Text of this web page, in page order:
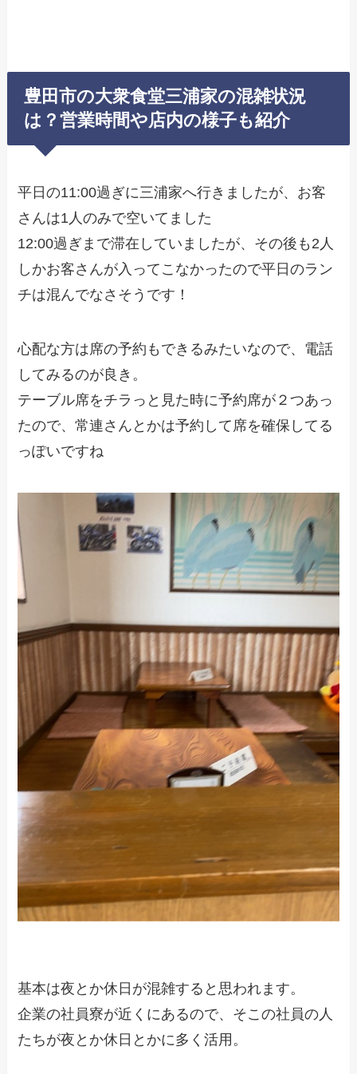
豊田市の大衆食堂三浦家の混雑状況
は？営業時間や店内の様子も紹介
平日の11:00過ぎに三浦家へ行きましたが、お客
さんは1人のみで空いてました
12:00過ぎまで滞在していましたが、その後も2人
しかお客さんが入ってこなかったので平日のラン
チは混んでなさそうです！
心配な方は席の予約もできるみたいなので、電話
してみるのが良き。
テーブル席をチラっと見た時に予約席が２つあっ
たので、常連さんとかは予約して席を確保してる
っぽいですね
基本は夜とか休日が混雑すると思われます。
企業の社員寮が近くにあるので、そこの社員の人
たちが夜とか休日とかに多く活用。